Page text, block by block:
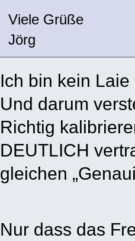
Viele Grüße
Jörg
Ich bin kein
Und darum
Richtig
DEUTLICH
gleichen
Nur dass das